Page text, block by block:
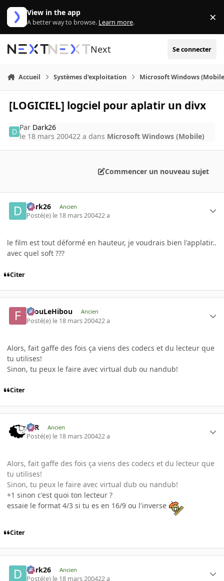
Aller au contenu
View in the app
A better way to browse. Learn more. ×
Next Se connecter
Accueil Systèmes d'exploitation Microsoft Windows
[LOGICIEL] logciel pour aplatir un divx
Par Dark26
le 18 mars 200422 a dans Microsoft Windows (Mobile)
Commencer un nouveau sujet
Dark26 Ancien
Posté(e) le 18 mars 200422 a
le film est tout déformé en hauteur, je voudrais bien l'applatir..
avec quel soft ???
Citer
FilouLeHibou Ancien
Posté(e) le 18 mars 200422 a
Alors, fait gaffe des fois ça viens des codecs et du lecteur que
tu utilises!
Sinon, tu peux le faire avec virtual dub ou nandub!
Citer
KzR Ancien
Posté(e) le 18 mars 200422 a
Alors, fait gaffe des fois ça viens des codecs et du lecteur que
tu utilises!
Sinon, tu peux le faire avec virtual dub ou nandub!
+1 sinon c'est quoi ton lecteur ?
essaie le format 4/3 si tu es en 16/9 ou l'inverse
Citer
Dark26 Ancien
Posté(e) le 18 mars 200422 a